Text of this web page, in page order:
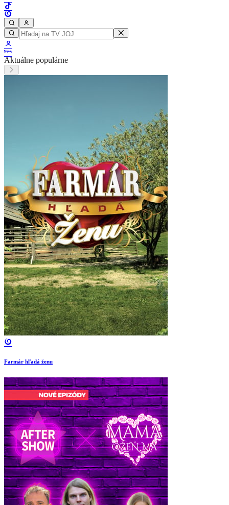
Aktuálne populárne
Farmár hľadá ženu